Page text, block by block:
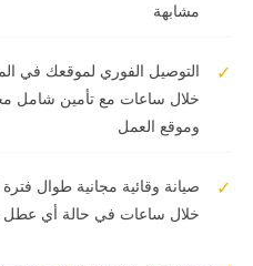
مشابهة
✓
التوصيل الفوري لموقعك في
خلال ساعات مع تأمين شامل
وموقع العمل
✓
صيانة وقائية مجانية طوال
خلال ساعات في حالة أي عطل